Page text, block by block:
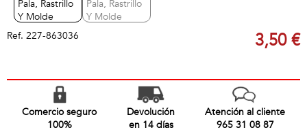
Ref. 227-863036 3,50 €
Comercio seguro
100%
Devolución
en 14 días
Atención al cliente
965 31 08 87